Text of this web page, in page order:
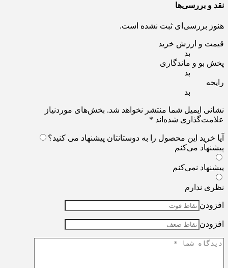
نقد و بررسی‌ها
هنوز بررسی‌ای ثبت نشده است.
قیمت و ارزش خرید
بد
پخش بو و ماندگاری
بد
رایحه
بد
نشانی ایمیل شما منتشر نخواهد شد. بخش‌های موردنیاز
علامت‌گذاری شده‌اند *
آیا خرید این محصول را به دوستانتان پیشنهاد می کنید؟
پیشنهاد می‌کنم
پیشنهاد نمی‌کنم
نظری ندارم
افزودن
افزودن